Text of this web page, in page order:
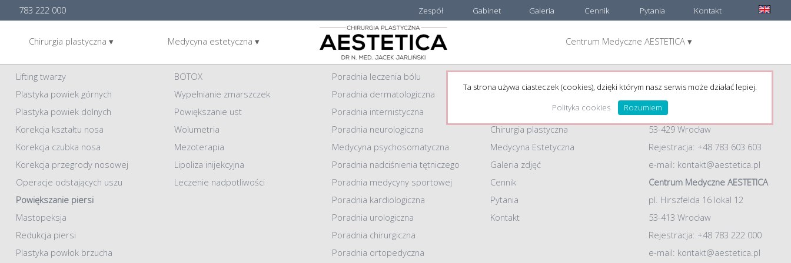
Kontakt
Pytania
Cennik
Galeria
Gabinet
Zespół
783 222 000
Chirurgia plastyczna ▾ Medycyna estetyczna ▾ Centrum Medyczne AESTETICA ▾
Chirurgia plastyczna
Lifting twarzy
Plastyka powiek górnych
Plastyka powiek dolnych
Korekcja kształtu nosa
Korekcja czubka nosa
Korekcja przegrody nosowej
Operacje odstających uszu
Powiększanie piersi
Mastopeksja
Redukcja piersi
Plastyka powłok brzucha
Medycyna Estetyczna
BOTOX
Wypełnianie zmarszczek
Powiększanie ust
Wolumetria
Mezoterapia
Lipoliza inijekcyjna
Leczenie nadpotliwości
Centrum Medyczne AESTETICA
Poradnia leczenia bólu
Poradnia dermatologiczna
Poradnia internistyczna
Poradnia neurologiczna
Medycyna psychosomatyczna
Poradnia nadciśnienia tętniczego
Poradnia medycyny sportowej
Poradnia kardiologiczna
Poradnia urologiczna
Poradnia chirurgiczna
Poradnia ortopedyczna
Zespół
Chirurgia plastyczna
Medycyna Estetyczna
Galeria zdjęć
Cennik
Pytania
Kontakt
Adresy
ul. Żelazna 54, lokal 2
53-429 Wrocław
Rejestracja: +48 783 603 603
e-mail: kontakt@aestetica.pl
Centrum Medyczne AESTETICA
pl. Hirszfelda 16 lokal 12
53-413 Wrocław
Rejestracja: +48 783 222 000
e-mail: kontakt@aestetica.pl
Ta strona używa ciasteczek (cookies), dzięki którym nasz serwis może działać lepiej.
Polityka cookies
Rozumiem